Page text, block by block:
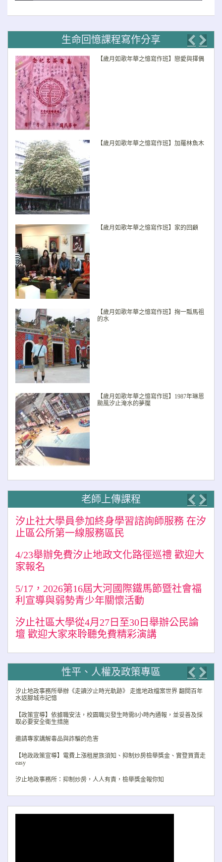
生命回憶課程寫作分享
【歲月如歌年華之憶寫作班】戀愛與擇偶
【歲月如歌年華之憶寫作班】加羅林魚木
【歲月如歌年華之憶寫作班】家的回顧
【歲月如歌年華之憶寫作班】掬一瓢馬祖
的水
【歲月如歌年華之憶寫作班】1987年琳恩
颱風汐止淹水的夢魘
老師上傳課程
汐止社大學員參加終身學習諮詢師服務 在汐
止區公所第一線服務區民
4/23舉辦免費汐止地政文化路徑巡禮 歡迎大
家報名
5/17，2026第16屆大河國際鐵馬節暨社會福
利宣導與弱勢青少年關懷活動
汐止社區大學從4月27日至30日舉辦公民論
壇 歡迎大家來聆聽免費精彩演講
性平、人權及政策專區
汐止地政事務所舉辦《走讀汐止時光軌跡》 走進地政檔案世界 翻閱百年
水返腳城市記憶
【政策宣導】依據職安法，校園職災發生時需8小時內通報，並妥善及採
取必要安全衛生措施
邀請專家講解毒品與詐騙的危害
【地政政策宣導】電費上漲租屋族須知、抑制炒房檢舉獎金、實登買賣走
easy
汐止地政事務所：抑制炒房，人人有責，檢舉獎金報你知